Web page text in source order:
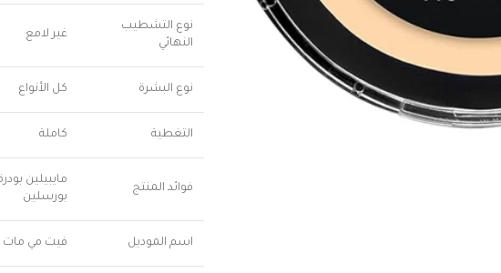
نوع التشطيب
النهائي
غير لامع
نوع البشرة كل الأنواع
التغطية كاملة
فوائد المنتج
بورسلين
اسم الموديل فيت مي مات